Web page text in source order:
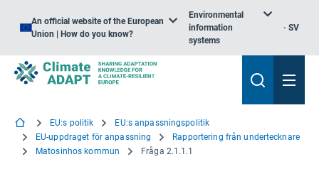
An official website of the European
Union | How do you know?
Environmental
information
systems
SV
EU:s politik
EU:s anpassningspolitik
EU-uppdraget för anpassning
Rapportering från undertecknare
Matosinhos kommun
Fråga 2.1.1.1